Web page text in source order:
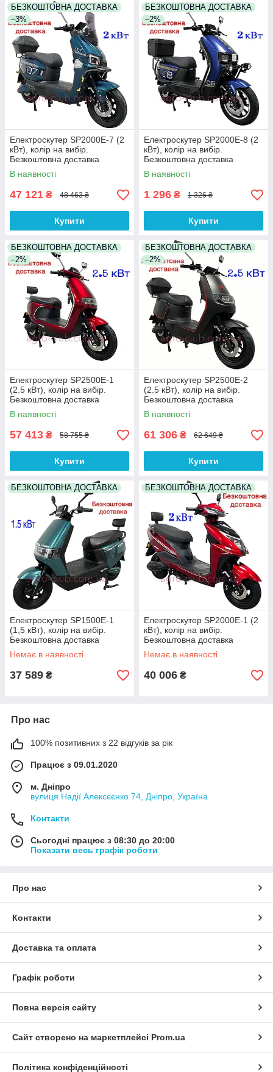
БЕЗКОШТОВНА ДОСТАВКА
–3%
Електроскутер SP2000E-7 (2
кВт), колір на вибір.
Безкоштовна доставка
В наявності
47 121 ₴ 48 463 ₴
Купити
БЕЗКОШТОВНА ДОСТАВКА
–2%
Електроскутер SP2000E-8 (2
кВт), колір на вибір.
Безкоштовна доставка
В наявності
1 296 ₴ 1 326 ₴
Купити
БЕЗКОШТОВНА ДОСТАВКА
–2%
Електроскутер SP2500E-1
(2.5 кВт), колір на вибір.
Безкоштовна доставка
В наявності
57 413 ₴ 58 755 ₴
Купити
БЕЗКОШТОВНА ДОСТАВКА
–2%
Електроскутер SP2500E-2
(2.5 кВт), колір на вибір.
Безкоштовна доставка
В наявності
61 306 ₴ 62 649 ₴
Купити
БЕЗКОШТОВНА ДОСТАВКА
Електроскутер SP1500E-1
(1,5 кВт), колір на вибір.
Безкоштовна доставка
Немає в наявності
37 589 ₴
БЕЗКОШТОВНА ДОСТАВКА
Електроскутер SP2000E-1 (2
кВт), колір на вибір.
Безкоштовна доставка
Немає в наявності
40 006 ₴
Про нас
100% позитивних з 22 відгуків за рік
Працює з 09.01.2020
м. Дніпро
вулиця Надії Алексєєнко 74, Дніпро, Україна
Контакти
Сьогодні працює з 08:30 до 20:00
Показати весь графік роботи
Про нас
Контакти
Доставка та оплата
Графік роботи
Повна версія сайту
Сайт створено на маркетплейсі Prom.ua
Політика конфіденційності